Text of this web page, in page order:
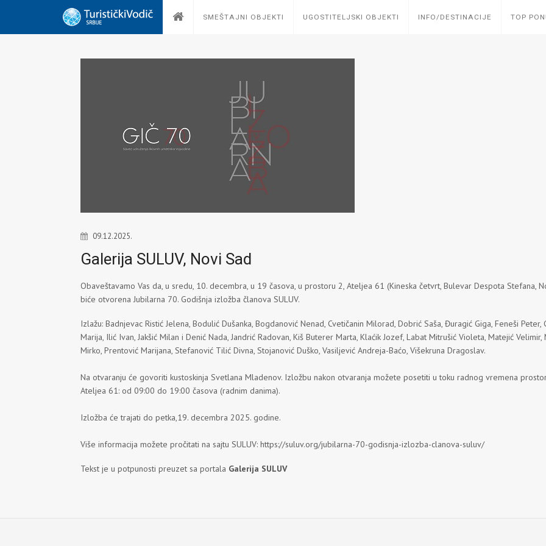
SMEŠTAJNI OBJEKTI UGOSTITELJSKI OBJEKTI INFO/DESTINACIJE TOP
09.12.2025.
Galerija SULUV, Novi Sad
Obaveštavamo Vas da, u sredu, 10. decembra, u 19 časova, u prostoru 2, Ateljea 61 (Kineska četvrt, Bulevar Despota Stefana,
biće otvorena Jubilarna 70. Godišnja izložba članova SULUV.
Izlažu: Badnjevac Ristić Jelena, Bodulić Dušanka, Bogdanović Nenad, Cvetičanin Milorad, Dobrić Saša, Đuragić Giga, Feneši Peter,
Marija, Ilić Ivan, Jakšić Milan i Denić Nada, Jandrić Radovan, Kiš Buterer Marta, Klaćik Jozef, Labat Mitrušić Violeta, Matejić Velimir,
Mirko, Prentović Marijana, Stefanović Tilić Divna, Stojanović Duško, Vasiljević Andreja-Baćo, Višekruna Dragoslav.
Na otvaranju će govoriti kustoskinja Svetlana Mladenov. Izložbu nakon otvaranja možete posetiti u toku radnog vremena
Ateljea 61: od 09:00 do 19:00 časova (radnim danima).
Izložba će trajati do petka,19. decembra 2025. godine.
Više informacija možete pročitati na sajtu SULUV: https://suluv.org/jubilarna-70-godisnja-izlozba-clanova-suluv/
Tekst je u potpunosti preuzet sa portala Galerija SULUV